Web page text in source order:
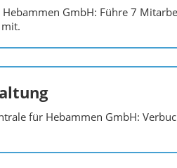
GmbH: Führe 7
für Hebammen GmbH: